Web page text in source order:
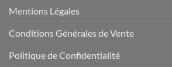
Mentions Légales
Conditions Générales de Vente
Politique de Confidentialité